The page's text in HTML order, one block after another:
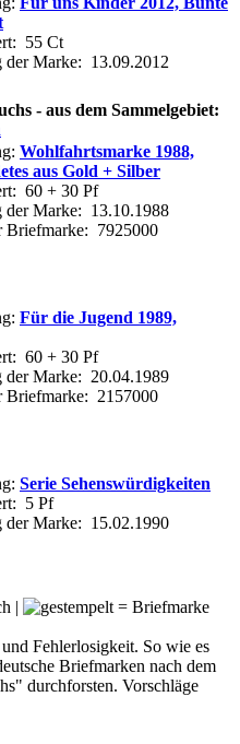
55 Ct
der Marke: 13.09.2012
- aus dem Sammelgebiet:
Wohlfahrtsmarke 1988,
aus Gold + Silber
60 + 30 Pf
der Marke: 13.10.1988
Briefmarke: 7925000
Für die Jugend 1989,
60 + 30 Pf
der Marke: 20.04.1989
Briefmarke: 2157000
Serie Sehenswürdigkeiten
5 Pf
der Marke: 15.02.1990
|
= Briefmarke
Fehlerlosigkeit. So wie es
Briefmarken nach dem
durchforsten. Vorschläge